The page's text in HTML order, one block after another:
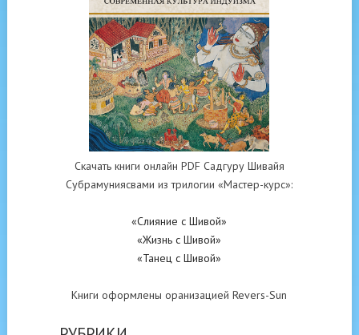
Скачать книги онлайн PDF Садгуру Шивайя
Субрамуниясвами из трилогии «Мастер-курс»:
«Слияние с Шивой»
«Жизнь с Шивой»
«Танец с Шивой»
Книги оформлены оранизацией Revers-Sun